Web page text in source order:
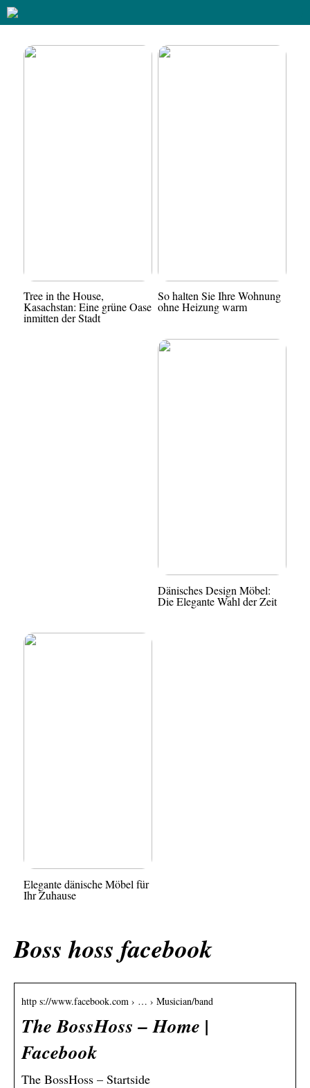
Tree in the House,
Kasachstan: Eine grüne Oase
inmitten der Stadt
So halten Sie Ihre Wohnung
ohne Heizung warm
Dänisches Design Möbel:
Die Elegante Wahl der Zeit
Elegante dänische Möbel für
Ihr Zuhause
Boss hoss facebook
http s://www.facebook.com › … › Musician/band
The BossHoss – Home |
Facebook
The BossHoss – Startside